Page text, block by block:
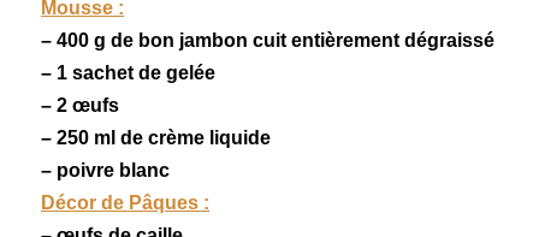
Mousse :
– 400 g de bon jambon cuit entièrement dégraissé
– 1 sachet de gelée
– 2 œufs
– 250 ml de crème liquide
– poivre blanc
Décor de Pâques :